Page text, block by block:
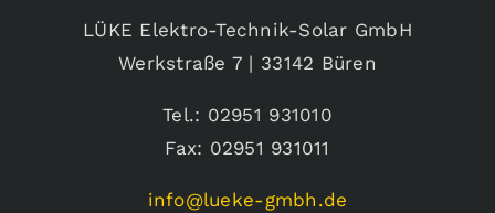
LÜKE Elektro-Technik-Solar GmbH
Werkstraße 7 | 33142 Büren
Tel.: 02951 931010
Fax: 02951 931011
info@lueke-gmbh.de